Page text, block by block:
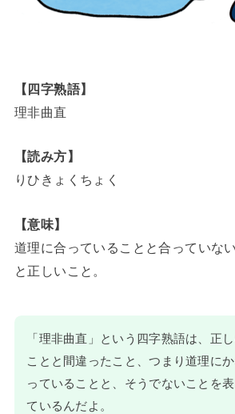
【四字熟語】
理非曲直
【読み方】
りひきょくちょく
【意味】
道理に合っていることと合っていな
と正しいこと。
「理非曲直」という四字熟語は、正
ことと間違ったこと、つまり道理に
っていることと、そうでないことを表
ているんだよ。